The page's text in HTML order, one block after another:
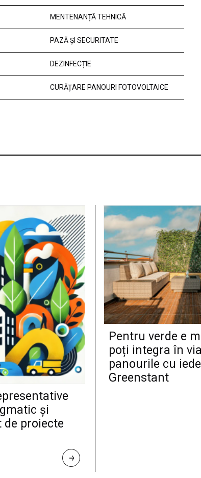
MENTENANȚĂ TEHNICĂ
PAZĂ ȘI SECURITATE
DEZINFECȚIE
CURĂȚARE PANOURI FOTOVOLTAICE
și
de proiecte
R
E
Pentru verde e
poți integra în
panourile cu
Greenstant